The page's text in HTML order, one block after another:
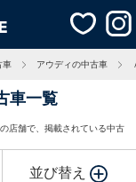
車 アウディの中古車
車一覧
店舗で、掲載されている中古
並び替え